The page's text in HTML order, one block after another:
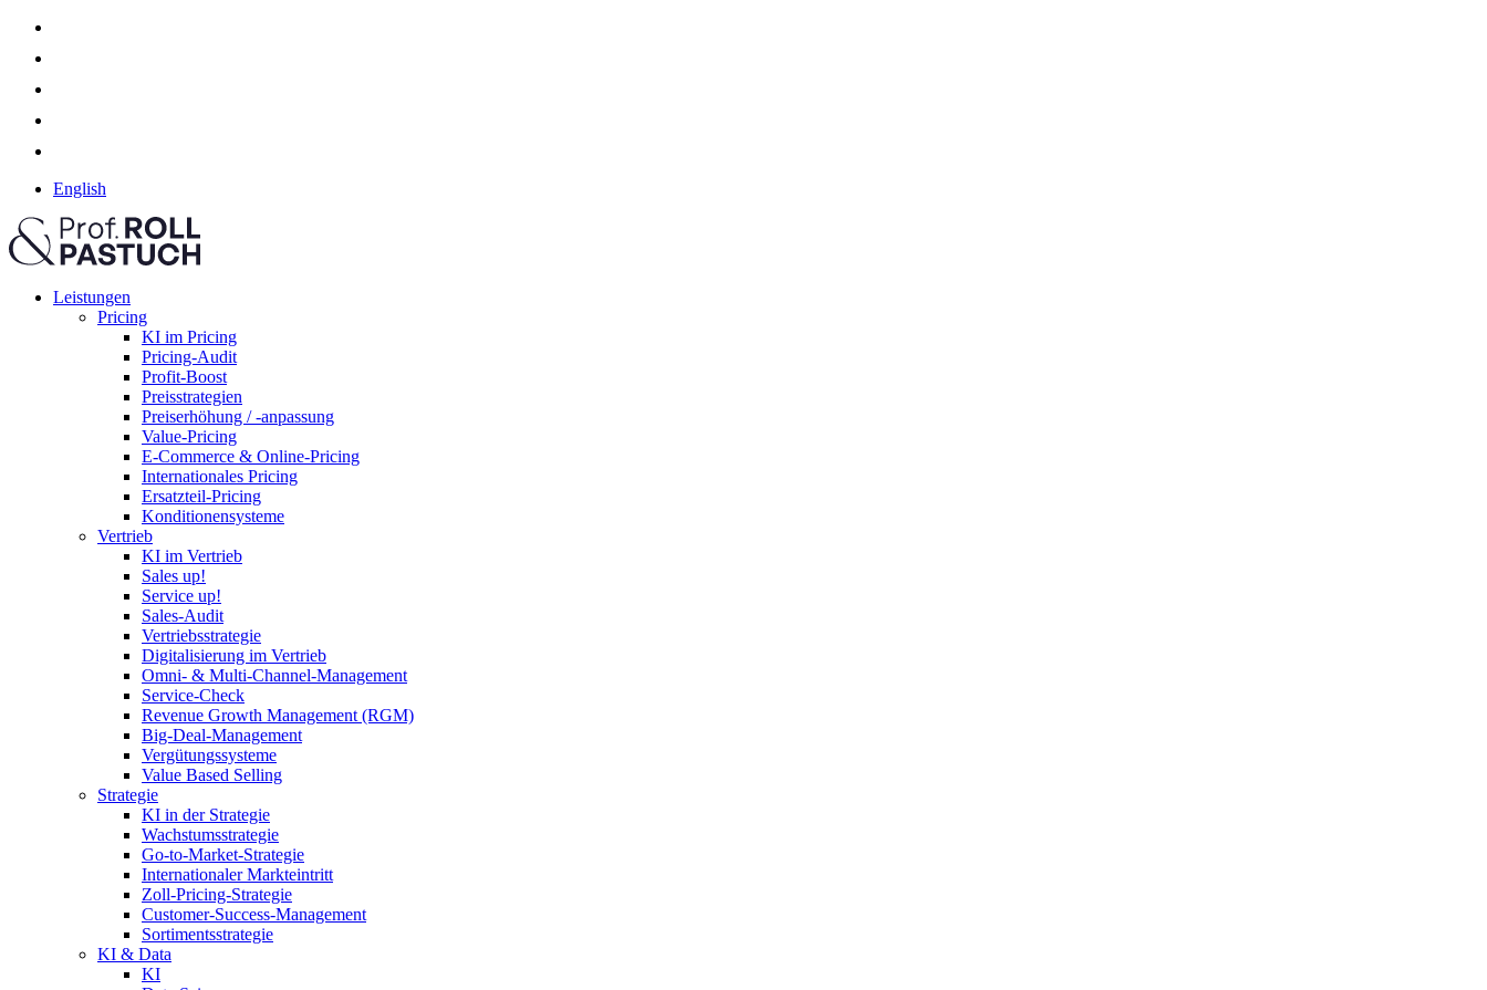
English
Leistungen
Pricing
KI im Pricing
Pricing-Audit
Profit-Boost
Preisstrategien
Preiserhöhung / -anpassung
Value-Pricing
E-Commerce & Online-Pricing
Internationales Pricing
Ersatzteil-Pricing
Konditionensysteme
Vertrieb
KI im Vertrieb
Sales up!
Service up!
Sales-Audit
Vertriebsstrategie
Digitalisierung im Vertrieb
Omni- & Multi-Channel-Management
Service-Check
Revenue Growth Management (RGM)
Big-Deal-Management
Vergütungssysteme
Value Based Selling
Strategie
KI in der Strategie
Wachstumsstrategie
Go-to-Market-Strategie
Internationaler Markteintritt
Zoll-Pricing-Strategie
Customer-Success-Management
Sortimentsstrategie
KI & Data
KI